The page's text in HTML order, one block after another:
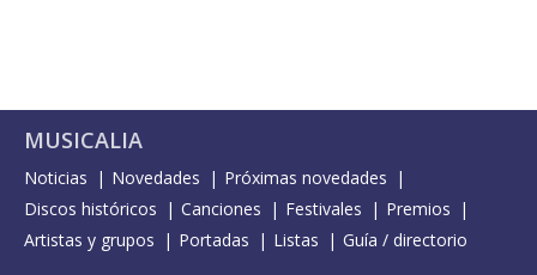
MUSICALIA
Noticias Novedades
Próximas novedades
Discos históricos
Canciones Festivales
Premios
Artistas y grupos
Portadas Listas Guía / directorio